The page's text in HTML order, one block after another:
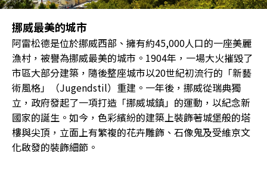
挪威最美的城市
阿雷松德是位於挪威西部、擁有約45,000人口的一座美麗
漁村，被譽為挪威最美的城市。1904年，一場大火摧毀了
市區大部分建築，隨後整座城市以20世紀初流行的「新藝
術風格」（Jugendstil）重建。一年後，挪威從瑞典獨
立，政府發起了一項打造「挪威城鎮」的運動，以紀念新
國家的誕生。如今，色彩繽紛的建築上裝飾著城堡般的塔
樓與尖頂，立面上有繁複的花卉雕飾、石像鬼及受維京文
化啟發的裝飾細節。